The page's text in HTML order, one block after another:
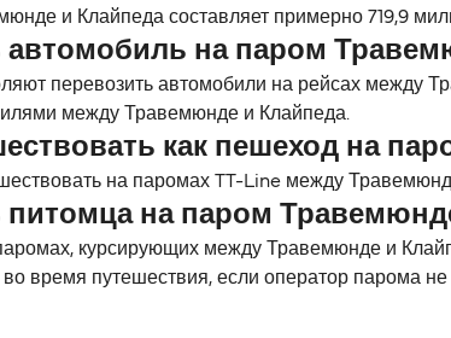
и Клайпеда составляет примерно 719,9
автомобиль на паром
перевозить автомобили на рейсах между
между Травемюнде и Клайпеда.
как пешеход на
на паромах TT-Line между
питомца на паром
курсирующих между Травемюнде и
во время путешествия, если оператор парома